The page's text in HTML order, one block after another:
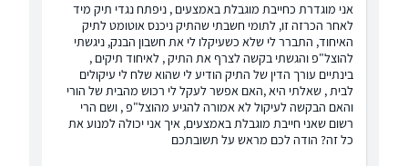
אני מוגדרת כחייבת מוגבלת באמצעים , ניפתח נגדי תיק מיד
לאחר הכרזה זו, לתומי חשבתי שהתיק ניכנס אוטומט לתיק
האיחוד, התברר לי שלא כשעיקלו לי את חשבון הבנק, ניגשתי
להוצל"פ והגשתי בקשה לצרף את התיק , לאיחוד תיקים ,
בינתיים עורך הדין של התיק הודיע לי שהוא שלח לי עיקולים
לבית , שאלתי היא ,האם אפשר לעקל לי רכוש מהבית של הורי
והאם הבקשה לעיקול לא אמורה להגיע מהוצל"פ , ושם הרי
רשום שאני חייבת מוגבלת באמצעים, איך אני יכולה למנוע את
כל זה? הודה לכם מראש על תשובתכם